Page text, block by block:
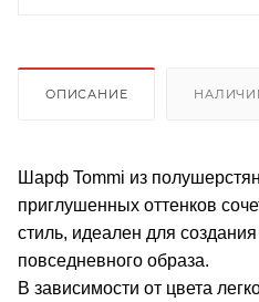
ОПИСАНИЕ
Шарф Tommi из
приглушенных оттенков
стиль, идеален для
повседневного образа.
В зависимости от цвета